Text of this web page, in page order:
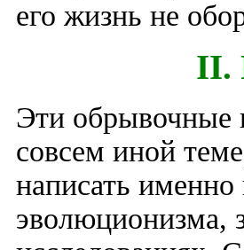
его жизнь не
II.
Эти обрывочные
совсем иной
написать
эволюционизма,